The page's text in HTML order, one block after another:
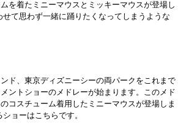
を着たミニーマウスとミッキーマウスが登場し
せて思わず一緒に踊りたくなってしまうような
ド、東京ディズニーシーの両パークをこれまで
ントショーのメドレーが始まります。このメド
コスチューム着用したミニーマウスが登場しま
ョーはこちらです。